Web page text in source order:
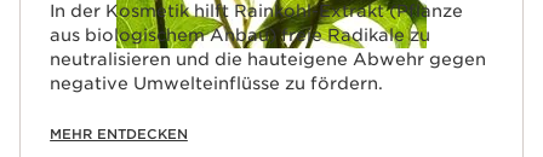
In der Kosmetik hilft Rainkohl-Extrakt (Pflanze
aus biologischem Anbau) freie Radikale zu
neutralisieren und die hauteigene Abwehr gegen
negative Umwelteinflüsse zu fördern.
MEHR ENTDECKEN